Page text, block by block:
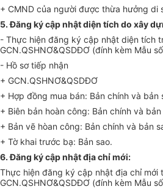
+ CMND của người được thừa hưởng di
5. Đăng ký cập nhật diện tích do xây
- Thực hiện đăng ký cập nhật diện tích
GCN.QSHNƠ&QSDĐƠ (đính kèm Mẫu
- Hồ sơ tiếp nhận
+ GCN.QSHNƠ&QSDĐƠ
+ Hợp đồng mua bán: Bản chính và bản
+ Biên bản hoàn công: Bản chính và bản
+ Bản vẽ hòan công: Bản chính và bản
+ Tờ khai trước bạ: Bản sao.
6. Đăng ký cập nhật địa chỉ mới:
Thực hiện đăng ký cập nhật địa chỉ mới
GCN.QSHNƠ&QSDĐƠ (đính kèm Mẫu